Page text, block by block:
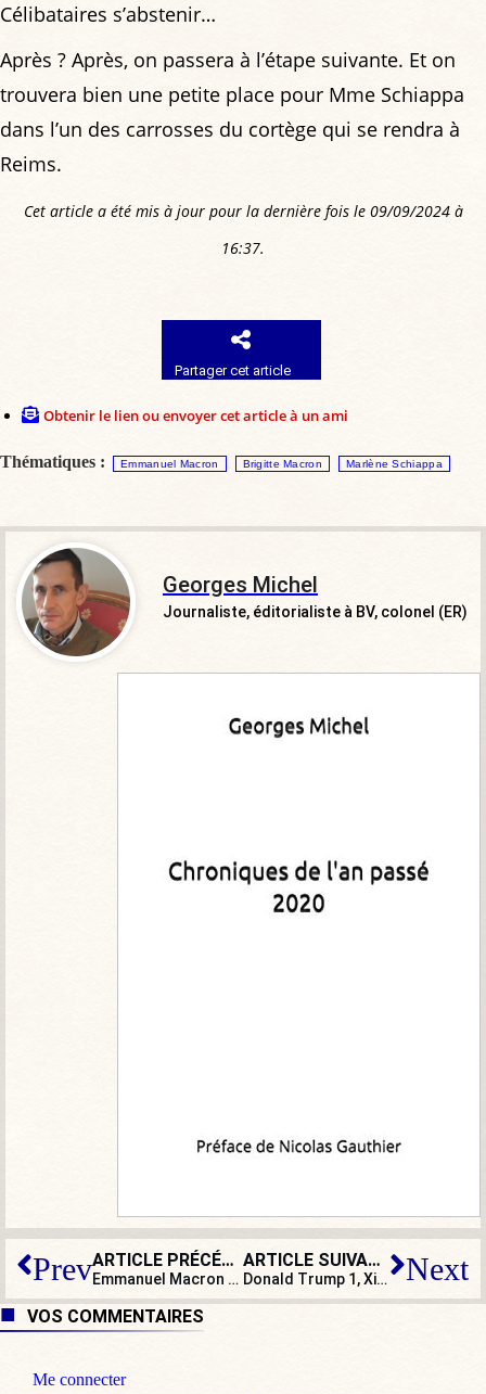
Célibataires s’abstenir…
Après ? Après, on passera à l’étape suivante. Et on
trouvera bien une petite place pour Mme Schiappa
dans l’un des carrosses du cortège qui se rendra à
Reims.
Cet article a été mis à jour pour la dernière fois le 09/09/2024 à
16:37.
Partager cet article
Obtenir le lien ou envoyer cet article à un ami
Thématiques : Emmanuel Macron Brigitte Macron Marlène Schiappa
Georges Michel
Journaliste, éditorialiste à BV, colonel (ER)
Prev ARTICLE PRÉCÉDENT
Emmanuel Macron : fin de l’innocence ou début de la rouerie ?
ARTICLE SUIVANT
Donald Trump 1, Xi Jinping 0 : les États-Unis en passe de gagner leur guerre commerciale ? Next
VOS COMMENTAIRES
Me connecter